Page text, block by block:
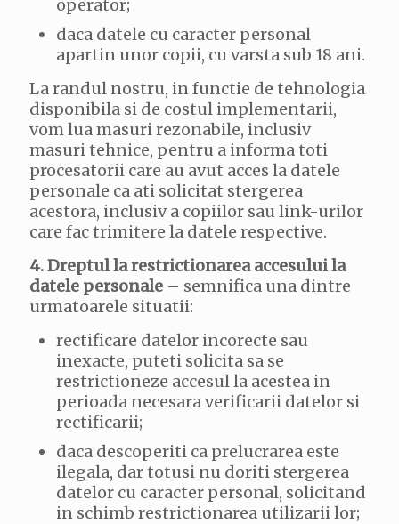
operator;
daca datele cu caracter personal
apartin unor copii, cu varsta sub 18 ani.
La randul nostru, in functie de tehnologia
disponibila si de costul implementarii,
vom lua masuri rezonabile, inclusiv
masuri tehnice, pentru a informa toti
procesatorii care au avut acces la datele
personale ca ati solicitat stergerea
acestora, inclusiv a copiilor sau link-urilor
care fac trimitere la datele respective.
4. Dreptul la restrictionarea accesului la
datele personale – semnifica una dintre
urmatoarele situatii:
rectificare datelor incorecte sau
inexacte, puteti solicita sa se
restrictioneze accesul la acestea in
perioada necesara verificarii datelor si
rectificarii;
daca descoperiti ca prelucrarea este
ilegala, dar totusi nu doriti stergerea
datelor cu caracter personal, solicitand
in schimb restrictionarea utilizarii lor;